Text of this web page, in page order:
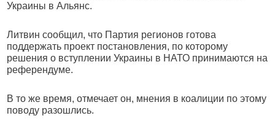
Украины в Альянс.
Литвин сообщил, что Партия регионов готова
поддержать проект постановления, по которому
решения о вступлении Украины в НАТО принимаются на
референдуме.
В то же время, отмечает он, мнения в коалиции по этому
поводу разошлись.